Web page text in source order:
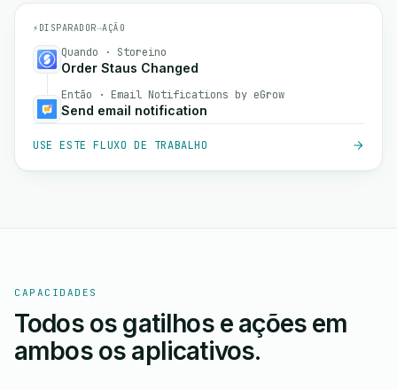
⚡ DISPARADOR→AÇÃO
Quando · Storeino
Order Staus Changed
Então · Email Notifications by eGrow
Send email notification
USE ESTE FLUXO DE TRABALHO
CAPACIDADES
Todos os gatilhos e ações em
ambos os aplicativos.